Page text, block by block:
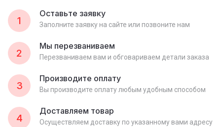
1
Оставьте заявку
Заполните заявку на сайте или позвоните нам
2
Мы перезваниваем
Перезваниваем вам и обговариваем детали заказа
3
Производите оплату
Вы производите оплату любым удобным способом
4
Доставляем товар
Осуществляем доставку по указанному вами адресу